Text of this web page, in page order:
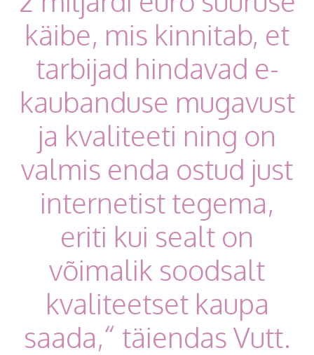
käibe, mis kinnitab, et
tarbijad hindavad e-
kaubanduse mugavust
ja kvaliteeti ning on
valmis enda ostud just
internetist tegema,
eriti kui sealt on
võimalik soodsalt
kvaliteetset kaupa
saada,“ täiendas Vutt.